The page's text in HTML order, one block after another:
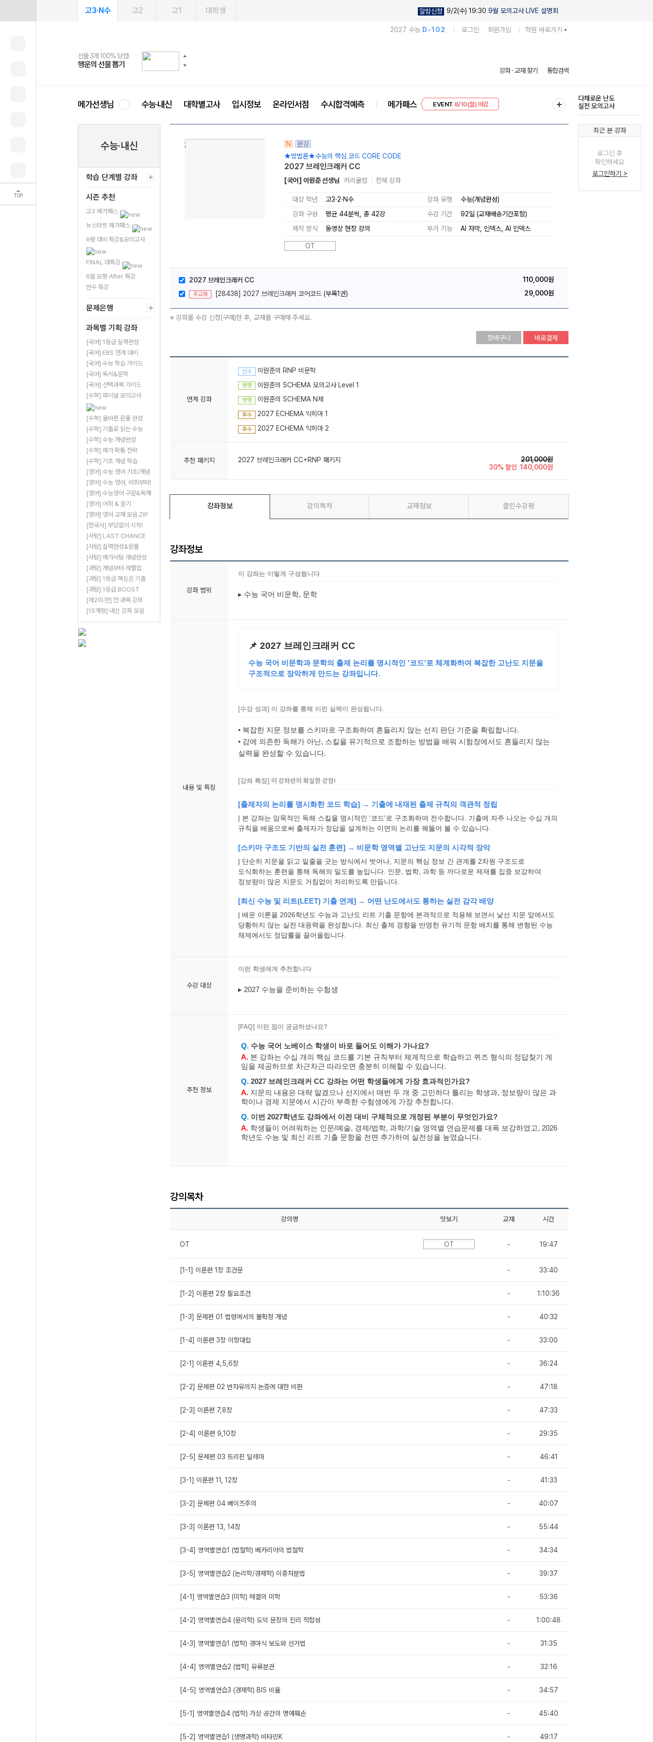
TOP
고3·N수 고2 고1 대학생 알람신청 9/2(수) 19:30 9월 모의고사 LIVE 설명회
2027 수능 D-102 로그인 회원가입 학원 바로가기
메가스터디
선물 3개 100% 당첨!
행운의 선물 뽑기
선물 100% 증정!
메가스터디 X 올리브
여름방학 스터디 캐시백
메가런 썸머스쿨
2027 러셀 단과
강사 공개선발
스마트러닝앱
설문 EVENT
메가패스
3일 무료 체험권
메가패스 수강생 무료혜택!
메가클럽 멤버십
사회공헌 캠페인
희망이룸 메가나눔
강좌 · 교재 찾기 통합검색
메가선생님 수능·내신 대학별고사 입시정보 온라인서점 수시합격예측 메가패스
EVENT 8/10(월) 마감
다채로운 난도
실전 모의고사
수능·내신
학습 단계별 강좌
시즌 추천
고3 메가패스
뉴스타트 메가패스
9평 대비 특강&모의고사
FINAL 대특강
6월 모평 After 특강
반수 특강
문제은행
과목별 기획 강좌
[국어] 1등급 실력완성
[국어] EBS 연계 대비
[국어] 수능 학습 가이드
[국어] 독서&문학
[국어] 선택과목 가이드
[수학] 파이널 모의고사
[수학] 올바른 문풀 완성
[수학] 기출로 읽는 수능
[수학] 수능 개념완성
[수학] 메가 확통 전략
[수학] 기초 개념 학습
[영어] 수능 영어 기초/개념
[영어] 수능 영어, 어휘부터!
[영어] 수능영어 구문&독해
[영어] 어휘 & 듣기
[영어] 영어 교재 모음.ZIP
[한국사] 부담없이 시작!
[사탐] LAST CHANCE
[사탐] 실력완성&문풀
[사탐] 메가사탐 개념완성
[과탐] 개념부터 레벨업
[과탐] 1등급 핵심은 기출
[과탐] 1등급 BOOST
[제2외·한] 전 과목 강좌
[15개정] 내신 강좌 모음
N
완강
★방법론★수능의 핵심 코드 CORE CODE
2027 브레인크래커 CC
[국어] 이원준 선생님 커리큘럼 전체 강좌
대상 학년 고3·2·N수 강좌 유형
수능(개념완성)
강좌 구성
평균 44분씩, 총 42강 수강 기간
92일 (교재배송기간포함)
제작 방식
동영상 현장 강의 부가 기능 AI 자막 인덱스 AI 인덱스
OT
2027 브레인크래커 CC 110,000원
주교재 [28438] 2027 브레인크래커 코어코드 (부록1권) 29,000원
※ 강좌를 수강 신청(구매)한 후, 교재를 구매해 주세요.
장바구니 바로결제
연계 강좌
선수 이원준의 RNP 비문학
병행 이원준의 SCHEMA 모의고사 Level 1
병행 이원준의 SCHEMA N제
후수 2027 ECHEMA 익히마 1
후수 2027 ECHEMA 익히마 2
추천 패키지 2027 브레인크래커 CC+RNP 패키지
201,000원
30% 할인 140,000원
강좌정보 강의목차 교재정보 클린수강평
강좌정보
강좌 범위
이 강좌는 이렇게 구성됩니다
▸ 수능 국어 비문학, 문학
내용 및 특징
📌 2027 브레인크래커 CC
수능 국어 비문학과 문학의 출제 논리를 명시적인 '코드'로 체계화하여 복잡한 고난도 지문을
구조적으로 장악하게 만드는 강좌입니다.
[수강 성과] 이 강좌를 통해 이런 실력이 완성됩니다.
• 복잡한 지문 정보를 스키마로 구조화하여 흔들리지 않는 선지 판단 기준을 확립합니다.
• 감에 의존한 독해가 아닌, 스킬을 유기적으로 조합하는 방법을 배워 시험장에서도 흔들리지 않는
실력을 완성할 수 있습니다.
[강좌 특징] 이 강좌만의 확실한 강점!
[출제자의 논리를 명시화한 코드 학습] → 기출에 내재된 출제 규칙의 객관적 정립
| 본 강좌는 암묵적인 독해 스킬을 명시적인 '코드'로 구조화하여 전수합니다. 기출에 자주 나오는 수십 개의
규칙을 배움으로써 출제자가 정답을 설계하는 이면의 논리를 꿰뚫어 볼 수 있습니다.
[스키마 구조도 기반의 실전 훈련] → 비문학 영역별 고난도 지문의 시각적 장악
| 단순히 지문을 읽고 밑줄을 긋는 방식에서 벗어나, 지문의 핵심 정보 간 관계를 2차원 구조도로
도식화하는 훈련을 통해 독해의 밀도를 높입니다. 인문, 법학, 과학 등 까다로운 제재를 집중 보강하여
정보량이 많은 지문도 거침없이 처리하도록 만듭니다.
[최신 수능 및 리트(LEET) 기출 연계] → 어떤 난도에서도 통하는 실전 감각 배양
| 배운 이론을 2026학년도 수능과 고난도 리트 기출 문항에 본격적으로 적용해 보면서 낯선 지문 앞에서도
당황하지 않는 실전 대응력을 완성합니다. 최신 출제 경향을 반영한 유기적 문항 배치를 통해 변형된 수능
체제에서도 정답률을 끌어올립니다.
수강 대상
이런 학생에게 추천합니다
▸ 2027 수능을 준비하는 수험생
추천 정보
[FAQ] 이런 점이 궁금하셨나요?
Q. 수능 국어 노베이스 학생이 바로 들어도 이해가 가나요?
A. 본 강좌는 수십 개의 핵심 코드를 기본 규칙부터 체계적으로 학습하고 퀴즈 형식의 정답찾기 게
임을 제공하므로 차근차근 따라오면 충분히 이해할 수 있습니다.
Q. 2027 브레인크래커 CC 강좌는 어떤 학생들에게 가장 효과적인가요?
A. 지문의 내용은 대략 알겠으나 선지에서 매번 두 개 중 고민하다 틀리는 학생과, 정보량이 많은 과
학이나 경제 지문에서 시간이 부족한 수험생에게 가장 추천합니다.
Q. 이번 2027학년도 강좌에서 이전 대비 구체적으로 개정된 부분이 무엇인가요?
A. 학생들이 어려워하는 인문/예술, 경제/법학, 과학/기술 영역별 연습문제를 대폭 보강하였고, 2026
학년도 수능 및 최신 리트 기출 문항을 전면 추가하여 실전성을 높였습니다.
강의목차
강의명 맛보기 교재 시간
OT OT - 19:47
[1-1] 이론편 1장 조건문 - 33:40
[1-2] 이론편 2장 필요조건 - 1:10:36
[1-3] 문제편 01 법령에서의 불확정 개념 - 40:32
[1-4] 이론편 3장 이항대립 - 33:00
[2-1] 이론편 4,5,6장 - 36:24
[2-2] 문제편 02 반자유의지 논증에 대한 비판 - 47:18
[2-3] 이론편 7,8장 - 47:33
[2-4] 이론편 9,10장 - 29:35
[2-5] 문제편 03 트리핀 딜레마 - 46:41
[3-1] 이론편 11, 12장 - 41:33
[3-2] 문제편 04 베이즈주의 - 40:07
[3-3] 이론편 13, 14장 - 55:44
[3-4] 영역별연습1 (법철학) 베카리아의 법철학 - 34:34
[3-5] 영역별연습2 (논리학/경제학) 이중차분법 - 39:37
[4-1] 영역별연습3 (미학) 헤겔의 미학 - 53:36
[4-2] 영역별연습4 (윤리학) 도덕 문장의 진리 적합성 - 1:00:48
[4-3] 영역별연습1 (법학) 경마식 보도와 선거법 - 31:35
[4-4] 영역별연습2 (법학] 유류분권 - 32:16
[4-5] 영역별연습3 (경제학) BIS 비율 - 34:57
[5-1] 영역별연습4 (법학) 가상 공간의 명예훼손 - 45:40
[5-2] 영역별연습1 (생명과학) 비타민K - 49:17
최근 본 강좌
로그인 후
확인하세요
로그인하기 >